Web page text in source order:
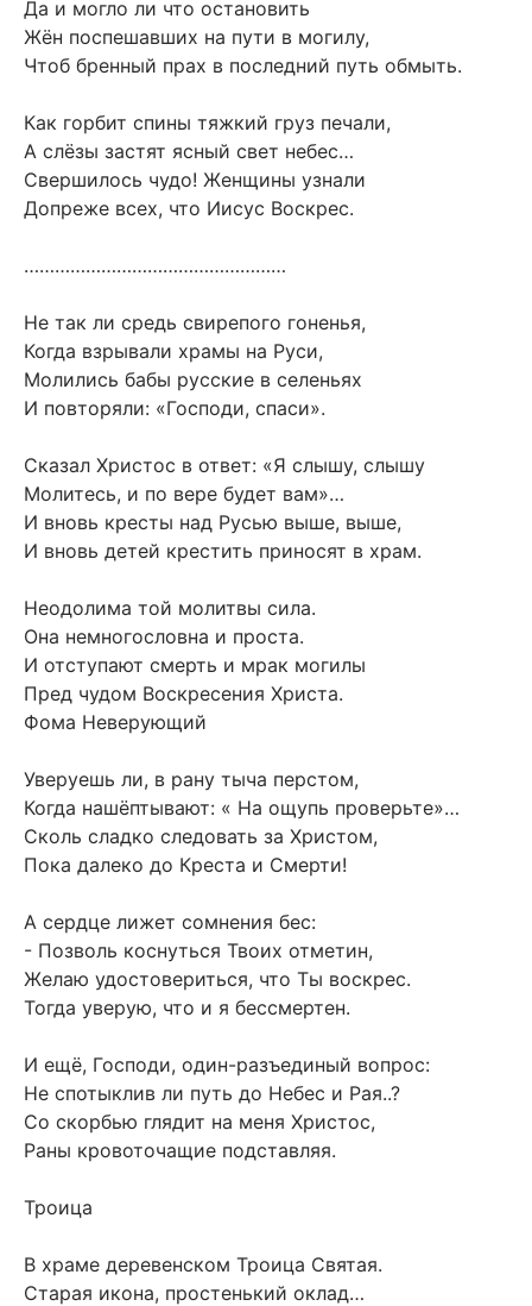
Да и могло ли что остановить
Жён поспешавших на пути в могилу,
Чтоб бренный прах в последний путь обмыть.
Как горбит спины тяжкий груз печали,
А слёзы застят ясный свет небес…
Свершилось чудо! Женщины узнали
Допреже всех, что Иисус Воскрес.
……………………………………………
Не так ли средь свирепого гоненья,
Когда взрывали храмы на Руси,
Молились бабы русские в селеньях
И повторяли: «Господи, спаси».
Сказал Христос в ответ: «Я слышу, слышу
Молитесь, и по вере будет вам»…
И вновь кресты над Русью выше, выше,
И вновь детей крестить приносят в храм.
Неодолима той молитвы сила.
Она немногословна и проста.
И отступают смерть и мрак могилы
Пред чудом Воскресения Христа.
Фома Неверующий
Уверуешь ли, в рану тыча перстом,
Когда нашёптывают: « На ощупь проверьте»…
Сколь сладко следовать за Христом,
Пока далеко до Креста и Смерти!
А сердце лижет сомнения бес:
- Позволь коснуться Твоих отметин,
Желаю удостовериться, что Ты воскрес.
Тогда уверую, что и я бессмертен.
И ещё, Господи, один-разъединый вопрос:
Не спотыклив ли путь до Небес и Рая..?
Со скорбью глядит на меня Христос,
Раны кровоточащие подставляя.
Троица
В храме деревенском Троица Святая.
Старая икона, простенький оклад…